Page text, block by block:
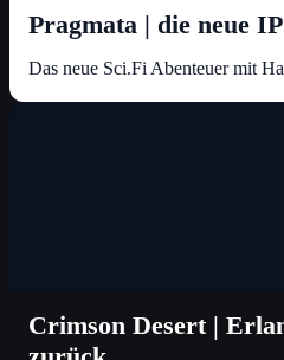
Pragmata | die neue
Das neue Sci.Fi Abenteuer mit
Crimson Desert |